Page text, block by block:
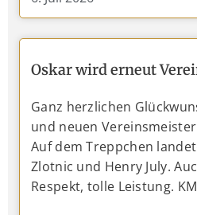
Oskar wird erneut
Ganz herzlichen
und neuen
Auf dem Treppchen
Zlotnic und Henry July.
Respekt, tolle Leistung. KM